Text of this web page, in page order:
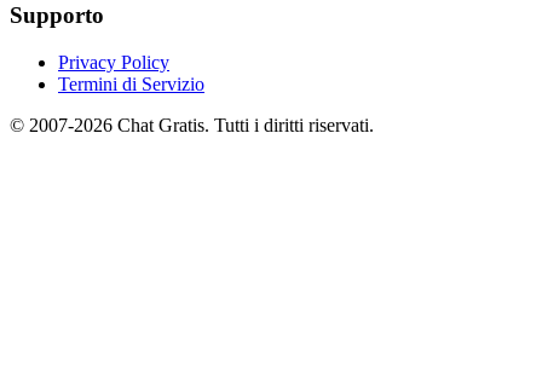
Supporto
Privacy Policy
Termini di Servizio
© 2007-2026 Chat Gratis. Tutti i diritti riservati.